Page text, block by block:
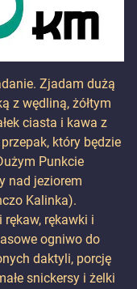
Zjadam dużą
z wędliną, żółtym
ciasta i kawa z
który będzie
Punkcie
nad jeziorem
Kalinka).
rękawki i
ogniwo do
daktyli, porcję
snickersy i żelki